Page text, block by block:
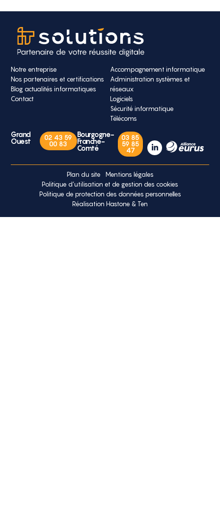
Notre entreprise
Nos partenaires et certifications
Blog actualités informatiques
Contact
Accompagnement informatique
Administration systèmes et
réseaux
Logiciels
Sécurité informatique
Télécoms
Grand
Ouest
02 43 59
00 83
Bourgogne-
Franche-
Comté
03 85
59 85
47
Plan du site
Mentions légales
Politique d’utilisation et de gestion des cookies
Politique de protection des données personnelles
Réalisation Hastone & Ten